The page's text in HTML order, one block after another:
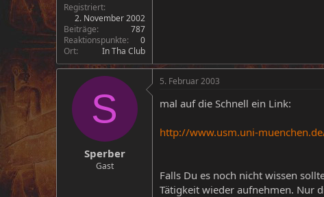
Registriert
2. November 2002
Beiträge
787
Reaktionspunkte
0
Ort
In Tha Club
S
Sperber
Gast
5. Februar 2003
mal auf die Schnell ein Link:
http://www.usm.uni-
Falls Du es noch nicht wissen
Tätigkeit wieder aufnehmen. Nur